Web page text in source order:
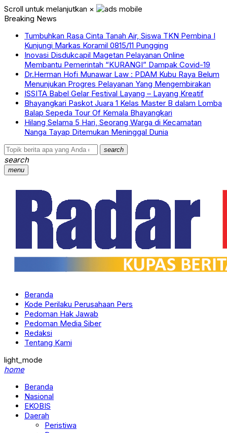
Scroll untuk melanjutkan ×
Breaking News
Tumbuhkan Rasa Cinta Tanah Air, Siswa TKN Pembina I
Kunjungi Markas Koramil 0815/11 Pungging
Inovasi Disdukcapil Magetan Pelayanan Online
Membantu Pemerintah “KURANGI” Dampak Covid-19
Dr.Herman Hofi Munawar Law : PDAM Kubu Raya Belum
Menunjukan Progres Pelayanan Yang Mengembirakan
ISSITA Babel Gelar Festival Layang – Layang Kreatif
Bhayangkari Paskot Juara 1 Kelas Master B dalam Lomba
Balap Sepeda Tour Of Kemala Bhayangkari
Hilang Selama 5 Hari, Seorang Warga di Kecamatan
Nanga Tayap Ditemukan Meninggal Dunia
search
search
menu
Beranda
Kode Perilaku Perusahaan Pers
Pedoman Hak Jawab
Pedoman Media Siber
Redaksi
Tentang Kami
light_mode
home
Beranda
Nasional
EKOBIS
Daerah
Peristiwa